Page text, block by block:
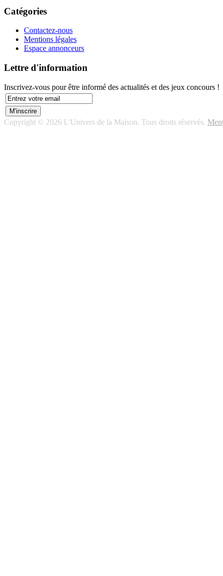
Catégories
Contactez-nous
Mentions légales
Espace annonceurs
Lettre d'information
Inscrivez-vous pour être informé des actualités et des jeux concours !
Copyright © 2026 L'Univers de la Maison. Tous droits réservés.